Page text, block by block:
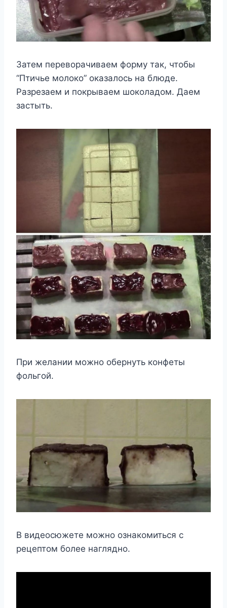
Затем переворачиваем форму так, чтобы
“Птичье молоко” оказалось на блюде.
Разрезаем и покрываем шоколадом. Даем
застыть.
При желании можно обернуть конфеты
фольгой.
В видеосюжете можно ознакомиться с
рецептом более наглядно.